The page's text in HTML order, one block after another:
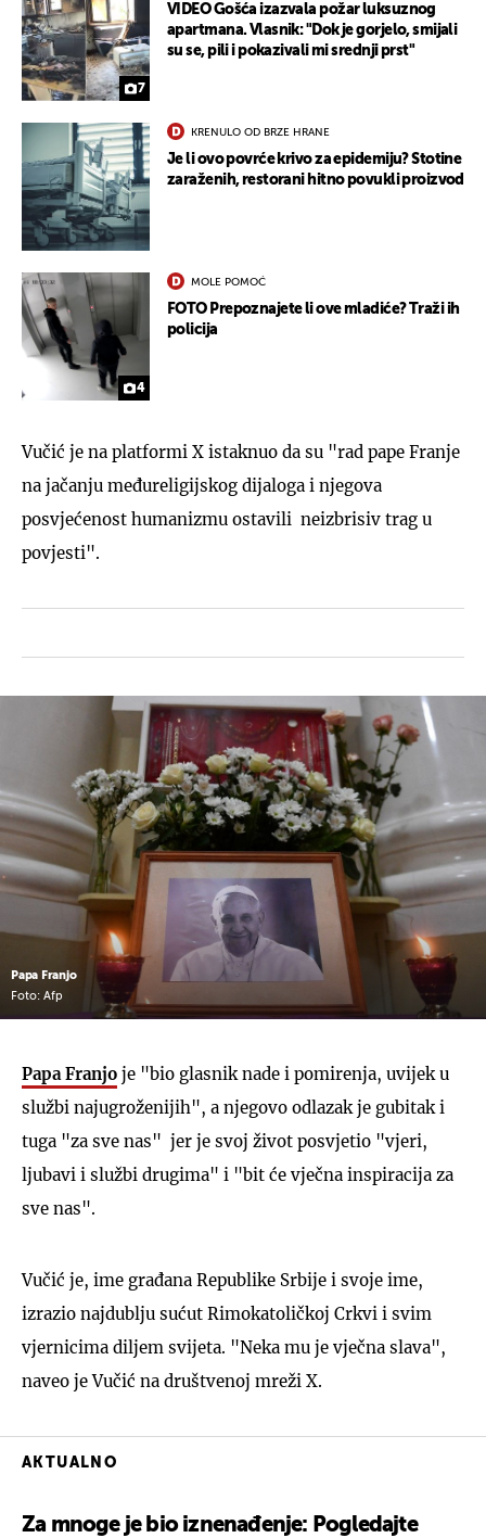
7
VIDEO Gošća izazvala požar luksuznog
apartmana. Vlasnik: "Dok je gorjelo, smijali
su se, pili i pokazivali mi srednji prst"
KRENULO OD BRZE HRANE
Je li ovo povrće krivo za epidemiju? Stotine
zaraženih, restorani hitno povukli proizvod
4
MOLE POMOĆ
FOTO Prepoznajete li ove mladiće? Traži ih
policija
Vučić je na platformi X istaknuo da su "rad pape Franje
na jačanju međureligijskog dijaloga i njegova
posvjećenost humanizmu ostavili neizbrisiv trag u
povjesti".
Papa Franjo
Foto: Afp
Papa Franjo je "bio glasnik nade i pomirenja, uvijek u
službi najugroženijih", a njegovo odlazak je gubitak i
tuga "za sve nas" jer je svoj život posvjetio "vjeri,
ljubavi i službi drugima" i "bit će vječna inspiracija za
sve nas".
Vučić je, ime građana Republike Srbije i svoje ime,
izrazio najdublju sućut Rimokatoličkoj Crkvi i svim
vjernicima diljem svijeta. "Neka mu je vječna slava",
naveo je Vučić na društvenoj mreži X.
AKTUALNO
Za mnoge je bio iznenađenje: Pogledajte